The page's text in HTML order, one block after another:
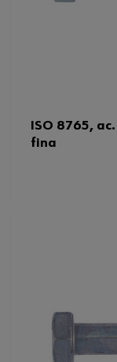
ISO 8765,
fina